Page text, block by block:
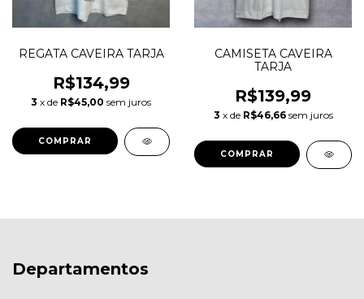
REGATA CAVEIRA TARJA
R$134,99
3 x de R$45,00 sem juros
COMPRAR
CAMISETA CAVEIRA
TARJA
R$139,99
3 x de R$46,66 sem juros
COMPRAR
Departamentos